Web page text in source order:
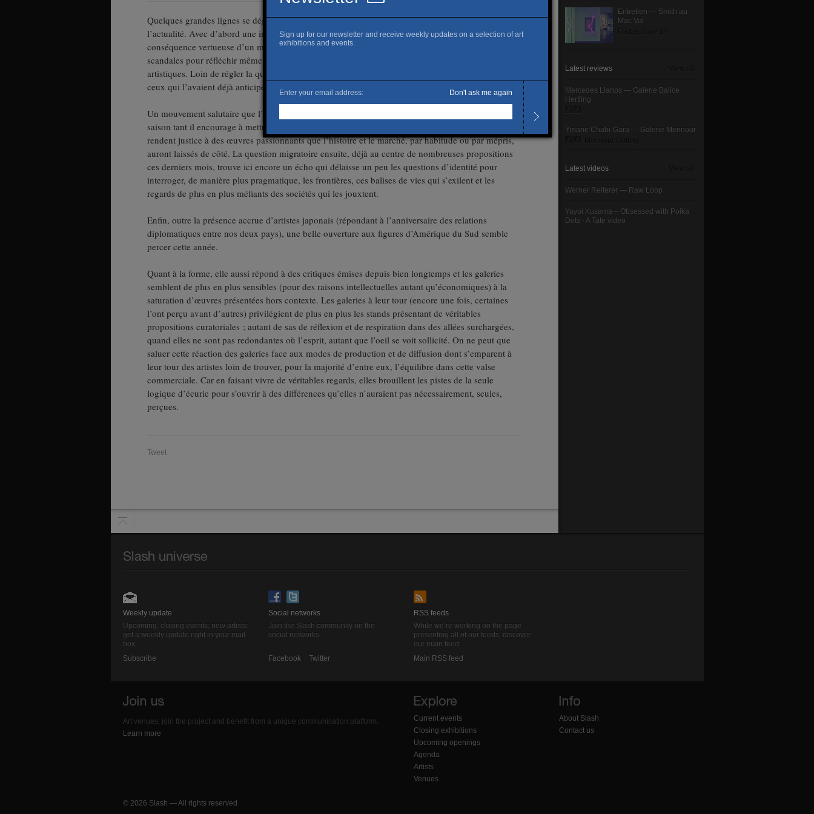
Quelques grandes lignes se dégagent cette année qui semblent particulièrement ancrées dans
l’actualité. Avec d’abord une indéniable augmentation de grandes figures féminines ; la
conséquence vertueuse d’un mouvement de société qui aura malheureusement eu besoin de
scandales pour réfléchir même au déséquilibre insolent qui régnait dans les programmations
artistiques. Loin de régler la question, le monde de l’art semble néanmoins répercuter, sans citer
ceux qui l’avaient déjà anticipée, cette problématique plus que de coutume.
Un mouvement salutaire que l’on retrouve dans les grandes expositions qui accompagnent cette
saison tant il encourage à mettre en avant des figures qui sont loin de constituer des faire-valoir et
rendent justice à des œuvres passionnants que l’histoire et le marché, par habitude ou par mépris,
auront laissés de côté. La question migratoire ensuite, déjà au centre de nombreuses propositions
ces derniers mois, trouve ici encore un écho qui délaisse un peu les questions d’identité pour
interroger, de manière plus pragmatique, les frontières, ces balises de vies qui s’exilent et les
regards de plus en plus méfiants des sociétés qui les jouxtent.
Enfin, outre la présence accrue d’artistes japonais (répondant à l’anniversaire des relations
diplomatiques entre nos deux pays), une belle ouverture aux figures d’Amérique du Sud semble
percer cette année.
Quant à la forme, elle aussi répond à des critiques émises depuis bien longtemps et les galeries
semblent de plus en plus sensibles (pour des raisons intellectuelles autant qu’économiques) à la
saturation d’œuvres présentées hors contexte. Les galeries à leur tour (encore une fois, certaines
l’ont perçu avant d’autres) privilégient de plus en plus les stands présentant de véritables
propositions curatoriales ; autant de sas de réflexion et de respiration dans des allées surchargées,
quand elles ne sont pas redondantes où l’esprit, autant que l’oeil se voit sollicité. On ne peut que
saluer cette réaction des galeries face aux modes de production et de diffusion dont s’emparent à
leur tour des artistes loin de trouver, pour la majorité d’entre eux, l’équilibre dans cette valse
commerciale. Car en faisant vivre de véritables regards, elles brouillent les pistes de la seule
logique d’écurie pour s’ouvrir à des différences qu’elles n’auraient pas nécessairement, seules,
perçues.
Tweet
Entretien — Smith au
Mac Val
Friday, June 19
Latest reviews View all
Mercedes Llanos — Galerie Balice
Hertling
Ymane Chabi-Gara — Galerie Mennour
Mennour Gallery
Latest videos View all
Werner Reiterer — Raw Loop
Yayoi Kusama – Obsessed with Polka
Dots - A Tate video
Weekly update
Upcoming, closing events; new artists:
get a weekly update right in your mail
box.
Subscribe
Social networks
Join the Slash community on the
social networks.
Facebook Twitter
RSS feeds
While we’re working on the page
presenting all of our feeds, discover
our main feed.
Main RSS feed
Art venues, join the project and benefit from a unique communication platform.
Learn more
Current events
Closing exhibitions
Upcoming openings
Agenda
Artists
Venues
About Slash
Contact us
© 2026 Slash — All rights reserved